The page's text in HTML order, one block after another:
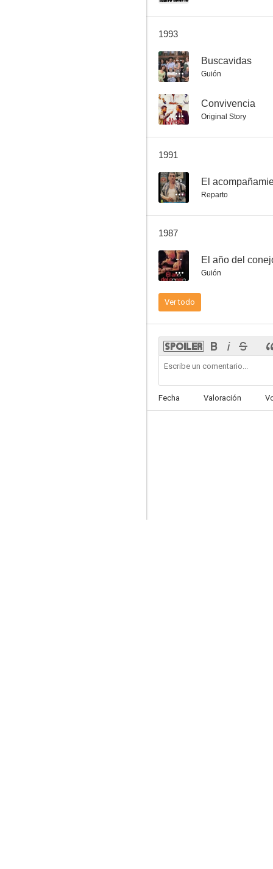
Más allá de la aventura
--
--
--
1993
-- Buscavidas
Guión
-- Convivencia
Original Story
1991
-- El
Reparto
1987
-- El año del
Guión
Ver todo
Fecha Valoración